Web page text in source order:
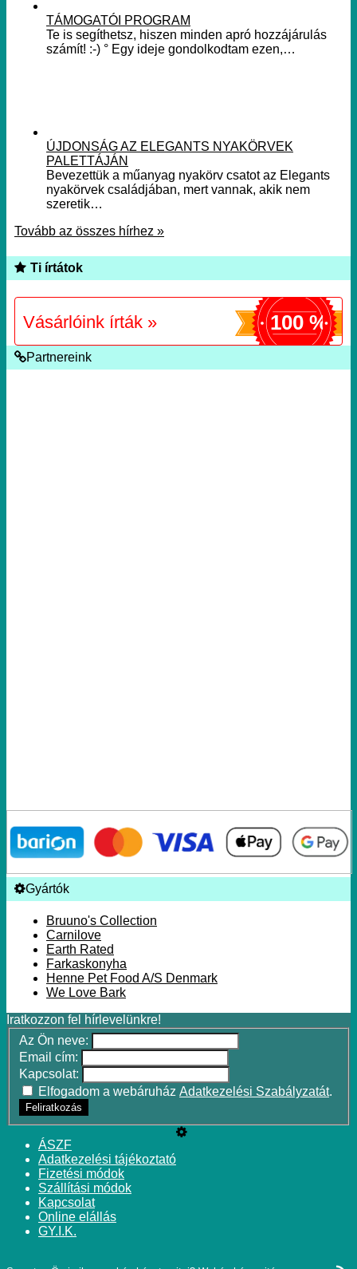
TÁMOGATÓI PROGRAM
Te is segíthetsz, hiszen minden apró hozzájárulás
számít! :-) ° Egy ideje gondolkodtam ezen,…
ÚJDONSÁG AZ ELEGANTS NYAKÖRVEK
PALETTÁJÁN
Bevezettük a műanyag nyakörv csatot az Elegants
nyakörvek családjában, mert vannak, akik nem
szeretik…
Tovább az összes hírhez »
Ti írtátok
Vásárlóink írták » 100 %
Partnereink
Gyártók
Bruuno's Collection
Carnilove
Earth Rated
Farkaskonyha
Henne Pet Food A/S Denmark
We Love Bark
Iratkozzon fel hírlevelünkre!
Az Ön neve:
Email cím:
Kapcsolat:
Elfogadom a webáruház Adatkezelési Szabályzatát.
Feliratkozás
ÁSZF
Adatkezelési tájékoztató
Fizetési módok
Szállítási módok
Kapcsolat
Online elállás
GY.I.K.